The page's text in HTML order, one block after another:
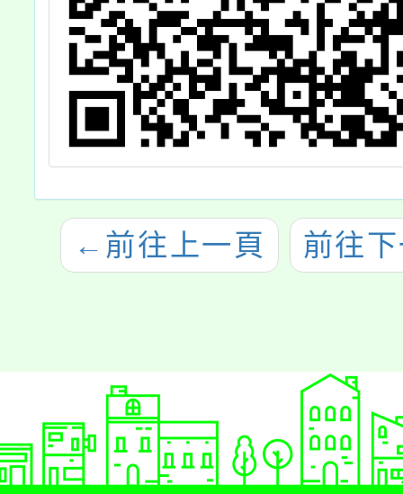
← 前往上一頁 前往